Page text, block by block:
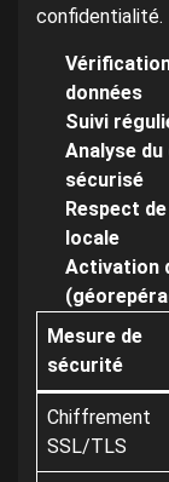
confidentialité.
données
Suivi
Analyse
sécurisé
Respect
locale
Activation
Mesure de
sécurité
Chiffrement
SSL/TLS